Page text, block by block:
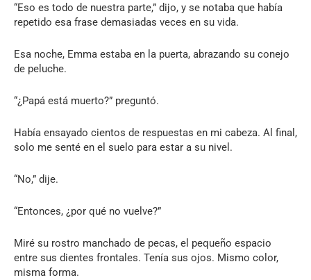
“Eso es todo de nuestra parte,” dijo, y se notaba que había
repetido esa frase demasiadas veces en su vida.
Esa noche, Emma estaba en la puerta, abrazando su conejo
de peluche.
“¿Papá está muerto?” preguntó.
Había ensayado cientos de respuestas en mi cabeza. Al final,
solo me senté en el suelo para estar a su nivel.
“No,” dije.
“Entonces, ¿por qué no vuelve?”
Miré su rostro manchado de pecas, el pequeño espacio
entre sus dientes frontales. Tenía sus ojos. Mismo color,
misma forma.